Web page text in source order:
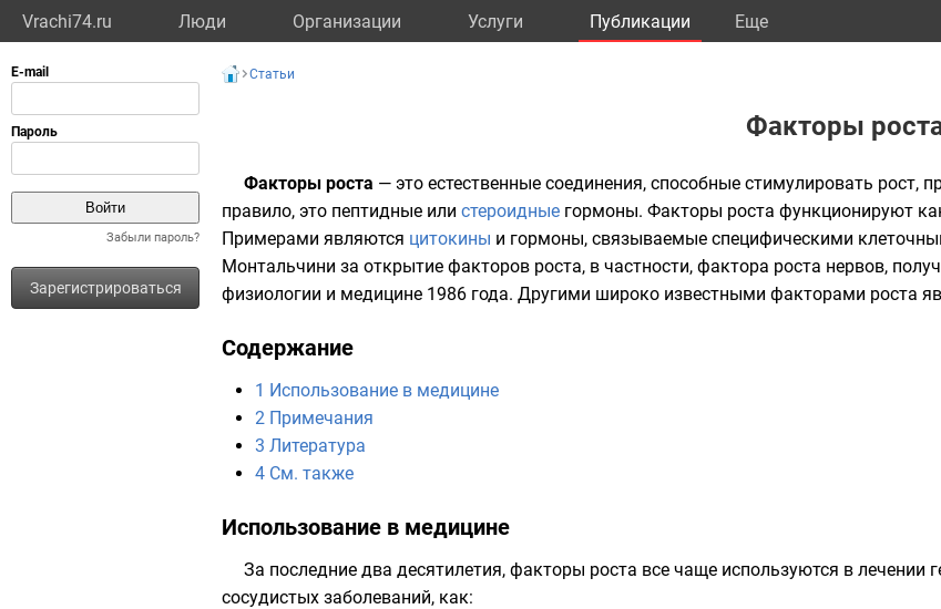
Vrachi74.ru Люди Организации Услуги Публикации Eще
Забыли пароль?
Зарегистрироваться
Статьи
Факторы
Факторы роста — это естественные соединения, способные стимулировать рост,
правило, это пептидные или стероидные гормоны. Факторы роста функционируют
Примерами являются цитокины и гормоны, связываемые специфическими
Монтальчини за открытие факторов роста, в частности, фактора роста нервов,
физиологии и медицине 1986 года. Другими широко известными факторами роста
Содержание
1 Использование в медицине
2 Примечания
3 Литература
4 См. также
Использование в медицине
За последние два десятилетия, факторы роста все чаще используются в лечении
сосудистых заболеваний, как: